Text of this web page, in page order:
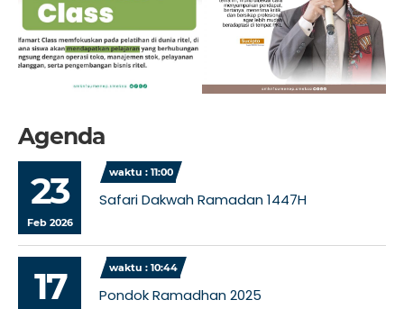
Agenda
23
Feb 2026
waktu : 11:00
Safari Dakwah Ramadan 1447H
17 waktu : 10:44
Pondok Ramadhan 2025